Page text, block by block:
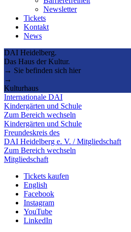
Newsletter
Tickets
Kontakt
News
DAI Heidelberg.
Das Haus der Kultur.
→ Sie befinden sich hier
→
Kulturhaus
Internationale DAI
Kindergärten und Schule
Zum Bereich wechseln
Kindergärten und Schule
Freundeskreis des
DAI Heidelberg e. V. / Mitgliedschaft
Zum Bereich wechseln
Mitgliedschaft
Tickets kaufen
English
Facebook
Instagram
YouTube
LinkedIn